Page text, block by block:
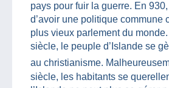
pays pour fuir la guerre. En 930,
d’avoir une politique commune
plus vieux parlement du
siècle, le peuple d’Islande se
au christianisme.
siècle, les habitants se